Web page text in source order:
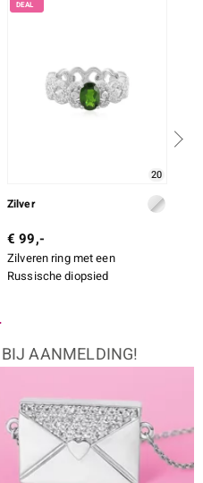
20
Zilver
€ 99,-
Zilveren ring met een
Russische diopsied
AANMELDING!